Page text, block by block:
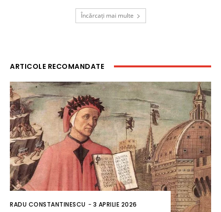
Încărcați mai multe
ARTICOLE RECOMANDATE
RADU CONSTANTINESCU - 3 APRILIE 2026